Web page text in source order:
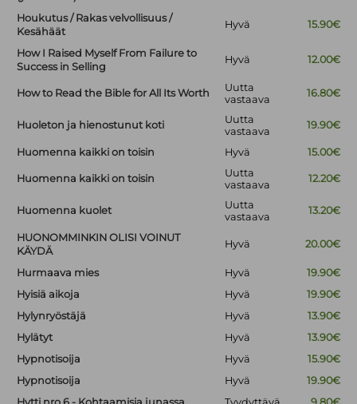
Houkutus / Rakas velvollisuus /
Kesähäät
Hyvä 15.90€
How I Raised Myself From Failure to
Success in Selling
Hyvä 12.00€
How to Read the Bible for All Its Worth
Uutta
vastaava
16.80€
Huoleton ja hienostunut koti
Uutta
vastaava
19.90€
Huomenna kaikki on toisin Hyvä 15.00€
Huomenna kaikki on toisin
Uutta
vastaava
12.20€
Huomenna kuolet
Uutta
vastaava
13.20€
HUONOMMINKIN OLISI VOINUT
KÄYDÄ
Hyvä 20.00€
Hurmaava mies Hyvä
19.90€
Hyisiä aikoja
Hyvä
19.90€
Hylynryöstäjä
Hyvä
13.90€
Hylätyt
Hyvä
13.90€
Hypnotisoija
Hyvä
15.90€
Hypnotisoija
Hyvä
19.90€